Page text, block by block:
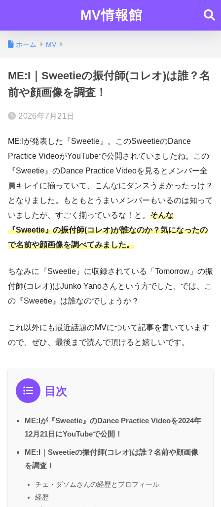
MV情報館
ホーム MV
ME:I｜Sweetieの振付師(コレオ)は誰？名
前や顔画像を調査！
2026年7月21日
ME:Iが発表した『Sweetie』。このSweetieのDance
Practice VideoがYouTubeで公開されていましたね。この
『Sweetie』のDance Practice Videoを見るとメンバー全
員キレイに揃っていて、こんなにダンスうまかったっけ？
となりました。もともとうまいメンバーもいるのは知って
いましたが、すごく揃っているな！と。 そんな
『Sweetie』の振付師(コレオ)が誰なのか？気になったの
で名前や顔画像を調べてみました。
ちなみに『Sweetie』に収録されている「Tomorrow」の振
付師(コレオ)はJunko Yanoさんという方でした、では、こ
の『Sweetie』は誰なのでしょうか？
これ以外にも最近話題のMVについて記事を書いています
ので、ぜひ、最後まで読んで頂けると嬉しいです。
目次
ME:Iが『Sweetie』のDance Practice Videoを2024年
12月21日にYouTubeで公開！
ME:I｜Sweetieの振付師(コレオ)は誰？名前や顔画像
を調査！
チェ・ダソムさんの経歴とプロフィール
経歴